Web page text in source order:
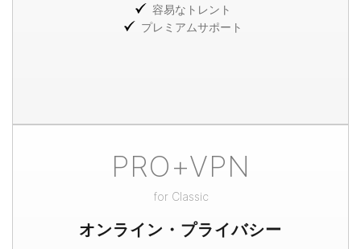
PRO+VPN
for Classic
オンライン・プライバシー
容易なトレント
プレミアムサポート